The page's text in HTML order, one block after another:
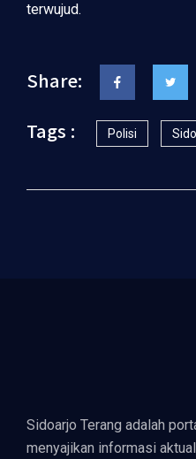
terwujud.
Share:
Tags :
Polisi
Sidoarjo Terang adalah
menyajikan informasi